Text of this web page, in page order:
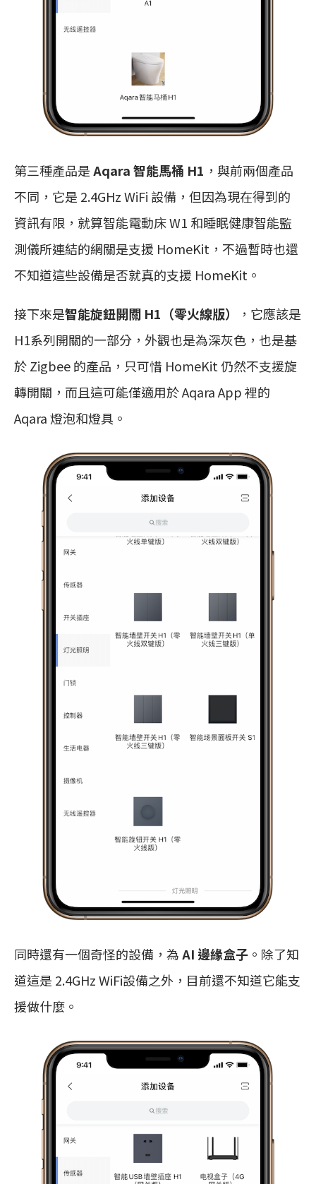
第三種產品是Aqara 智能馬桶 H1 ，與前兩個產品
不同，它是 2.4GHz WiFi 設備，但因為現在得到的
資訊有限，就算智能電動床 W1 和睡眠健康智能監
測儀所連結的網關是支援 HomeKit，不過暫時也還
不知道這些設備是否就真的支援 HomeKit。
接下來是智能旋鈕開關 H1（零火線版）
，它應該是
H1系列開關的一部分，外觀也是為深灰色，也是基
於 Zigbee 的產品，只可惜 HomeKit 仍然不支援旋
轉開關，而且這可能僅適用於 Aqara App 裡的
Aqara 燈泡和燈具。
同時還有一個奇怪的設備，為AI 邊緣盒子 。除了知
道這是 2.4GHz WiFi設備之外，目前還不知道它能支
援做什麼。